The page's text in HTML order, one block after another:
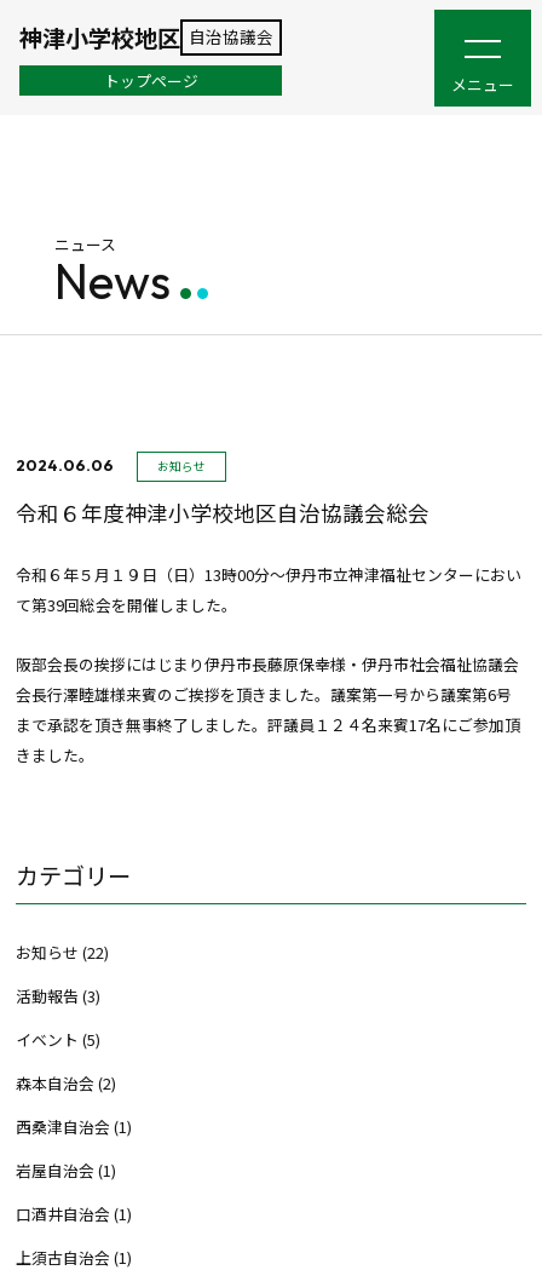
神津小学校地区 自治協議会
トップページ メニュー
ニュース
News
2024.06.06 お知らせ
令和６年度神津小学校地区自治協議会総会
令和６年５月１９日（日）13時00分～伊丹市立神津福祉センターにおい
て第39回総会を開催しました。
阪部会長の挨拶にはじまり伊丹市長藤原保幸様・伊丹市社会福祉協議会
会長行澤睦雄様来賓のご挨拶を頂きました。議案第一号から議案第6号
まで承認を頂き無事終了しました。評議員１２４名来賓17名にご参加頂
きました。
カテゴリー
お知らせ (22)
活動報告 (3)
イベント (5)
森本自治会 (2)
西桑津自治会 (1)
岩屋自治会 (1)
口酒井自治会 (1)
上須古自治会 (1)